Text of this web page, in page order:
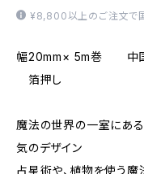
¥8,800以上のご注文で
幅20mm× 5m巻 中
箔押し
魔法の世界の一室にあ
気のデザイン
占星術や、植物を使う